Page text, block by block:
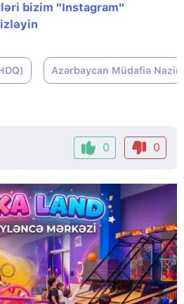
bizim "Instagram"
Azərbaycan Müdafiə
0 0